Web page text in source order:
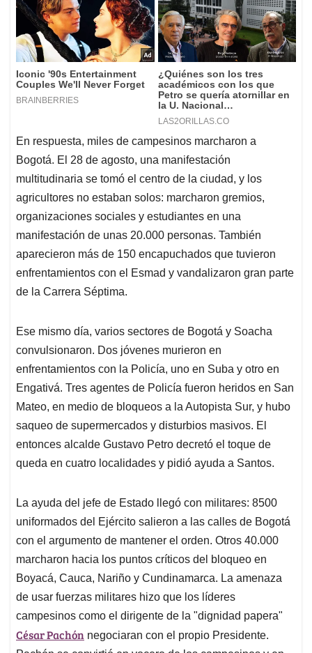
En respuesta, miles de campesinos marcharon a
Bogotá. El 28 de agosto, una manifestación
multitudinaria se tomó el centro de la ciudad, y los
agricultores no estaban solos: marcharon gremios,
organizaciones sociales y estudiantes en una
manifestación de unas 20.000 personas. También
aparecieron más de 150 encapuchados que tuvieron
enfrentamientos con el Esmad y vandalizaron gran parte
de la Carrera Séptima.
Ese mismo día, varios sectores de Bogotá y Soacha
convulsionaron. Dos jóvenes murieron en
enfrentamientos con la Policía, uno en Suba y otro en
Engativá. Tres agentes de Policía fueron heridos en San
Mateo, en medio de bloqueos a la Autopista Sur, y hubo
saqueo de supermercados y disturbios masivos. El
entonces alcalde Gustavo Petro decretó el toque de
queda en cuatro localidades y pidió ayuda a Santos.
La ayuda del jefe de Estado llegó con militares: 8500
uniformados del Ejército salieron a las calles de Bogotá
con el argumento de mantener el orden. Otros 40.000
marcharon hacia los puntos críticos del bloqueo en
Boyacá, Cauca, Nariño y Cundinamarca. La amenaza
de usar fuerzas militares hizo que los líderes
campesinos como el dirigente de la "dignidad papera"
César Pachón negociaran con el propio Presidente.